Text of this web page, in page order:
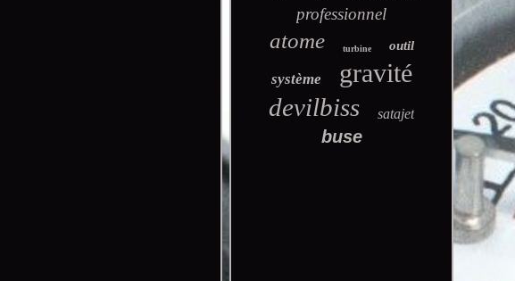
professionnel
atome turbine outil
système gravité
devilbiss satajet
buse